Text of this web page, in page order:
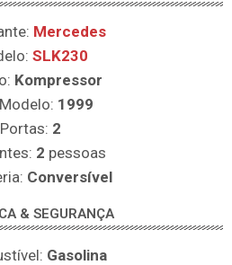
Mercedes
SLK230
Kompressor
1999
Portas: 2
2 pessoas
Conversível
& SEGURANÇA
Gasolina